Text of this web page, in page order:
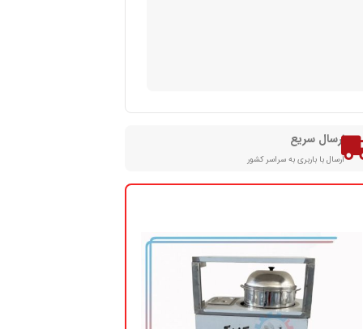
ارسال سریع
ارسال با باربری به سراسر کشور